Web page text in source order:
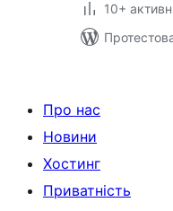
10+
Про нас
Новини
Хостинг
Приватність